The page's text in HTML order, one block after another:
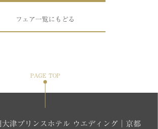
フェア一覧にもどる
PAGE TOP
大津プリンスホテル ウエディング│京都